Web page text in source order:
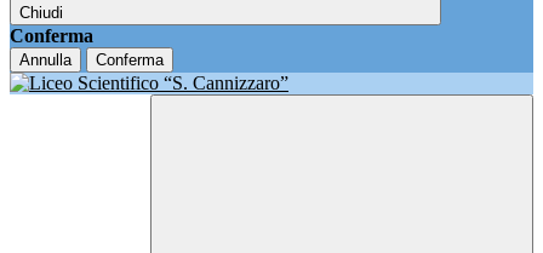
Chiudi
Conferma
Annulla Conferma